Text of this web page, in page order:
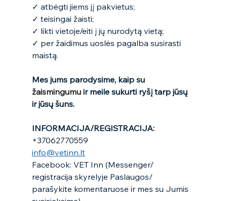
✓ atbėgti jiems jį pakvietus;
✓ teisingai žaisti;
✓ likti vietoje/eiti į jų nurodytą vietą;
✓ per žaidimus uoslės pagalba susirasti
maistą.
Mes jums parodysime, kaip su
žaismingumu ir meile sukurti ryšį tarp jūsų
ir jūsų šuns.
INFORMACIJA/REGISTRACIJA:
+37062770559
info@vetinn.lt
Facebook: VET Inn (Messenger/
registracija skyrelyje Paslaugos/
parašykite komentaruose ir mes su Jumis